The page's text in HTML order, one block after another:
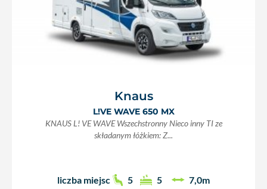
Knaus
L!VE WAVE 650 MX
KNAUS L! VE WAVE Wszechstronny Nieco inny TI ze
składanym łóżkiem: Z...
liczba miejsc 5 5 7,0m